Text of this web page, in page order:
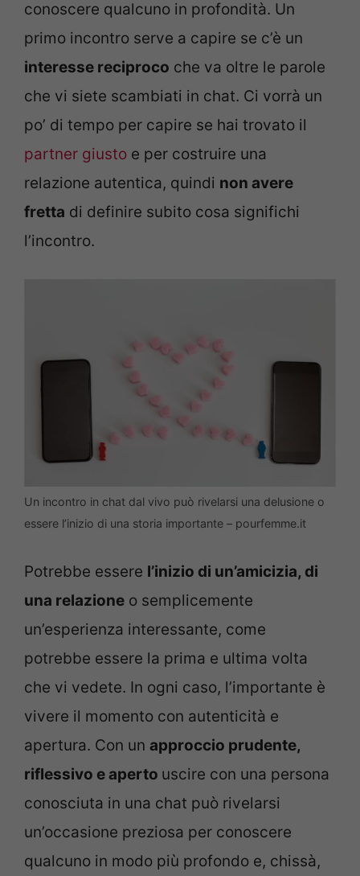
conoscere qualcuno in profondità. Un
primo incontro serve a capire se c’è un
interesse reciproco che va oltre le parole
che vi siete scambiati in chat. Ci vorrà un
po’ di tempo per capire se hai trovato il
partner giusto e per costruire una
relazione autentica, quindi non avere
fretta di definire subito cosa significhi
l’incontro.
Un incontro in chat dal vivo può rivelarsi una delusione o
essere l’inizio di una storia importante – pourfemme.it
Potrebbe essere l’inizio di un’amicizia, di
una relazione o semplicemente
un’esperienza interessante, come
potrebbe essere la prima e ultima volta
che vi vedete. In ogni caso, l’importante è
vivere il momento con autenticità e
apertura. Con un approccio prudente,
riflessivo e aperto uscire con una persona
conosciuta in una chat può rivelarsi
un’occasione preziosa per conoscere
qualcuno in modo più profondo e, chissà,